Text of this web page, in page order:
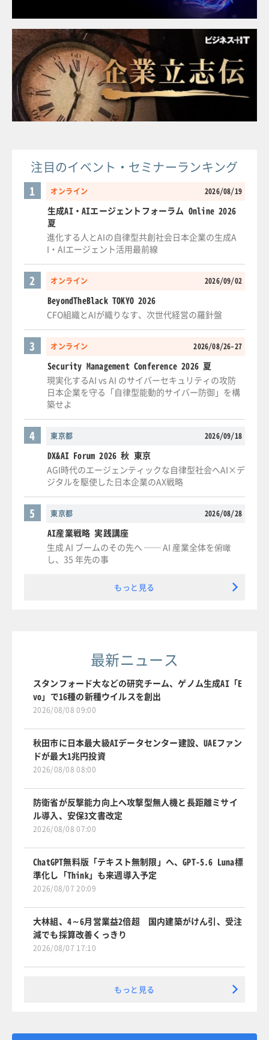
注目のイベント・セミナーランキング
オンライン 2026/08/19
1
生成AI・AIエージェントフォーラム Online 2026
夏
進化する人とAIの自律型共創社会日本企業の生成A
I・AIエージェント活用最前線
オンライン 2026/09/02
2
BeyondTheBlack TOKYO 2026
CFO組織とAIが織りなす、次世代経営の羅針盤
オンライン 2026/08/26-27
3
Security Management Conference 2026 夏
現実化するAI vs AI のサイバーセキュリティの攻防
日本企業を守る「自律型能動的サイバー防御」を構
築せよ
東京都 2026/09/18
4
DX&AI Forum 2026 秋 東京
AGI時代のエージェンティックな自律型社会へAI×デ
ジタルを駆使した日本企業のAX戦略
東京都 2026/08/28
5
AI産業戦略 実践講座
生成 AI ブームのその先へ ── AI 産業全体を俯瞰
し、35 年先の事
もっと見る
最新ニュース
スタンフォード大などの研究チーム、ゲノム生成AI「E
vo」で16種の新種ウイルスを創出
2026/08/08 09:00
秋田市に日本最大級AIデータセンター建設、UAEファン
ドが最大1兆円投資
2026/08/08 08:00
防衛省が反撃能力向上へ攻撃型無人機と長距離ミサイ
ル導入、安保3文書改定
2026/08/08 07:00
ChatGPT無料版「テキスト無制限」へ、GPT-5.6 Luna標
準化し「Think」も来週導入予定
2026/08/07 20:09
大林組、4～6月営業益2倍超 国内建築がけん引、受注
減でも採算改善くっきり
2026/08/07 17:10
もっと見る